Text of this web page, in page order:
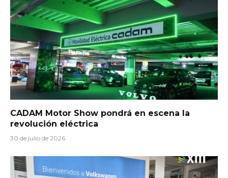
CADAM Motor Show pondrá en escena la
revolución eléctrica
30 de julio de 2026